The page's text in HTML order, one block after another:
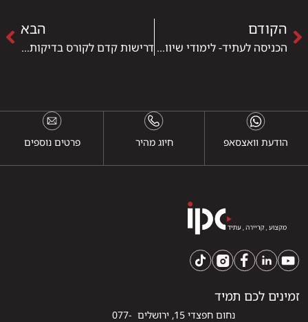
הקודם
הכניסה לעתיד- לימודי שיווק דיגיטלי
הבא
דרישות קדם לקורס בדיקות תוכנה QA
הודעת וואצסאפ חיוג מהיר פרטים נוספים
זמינים לכם תמיד
נחום חפצדי 15, ירושלים 077-